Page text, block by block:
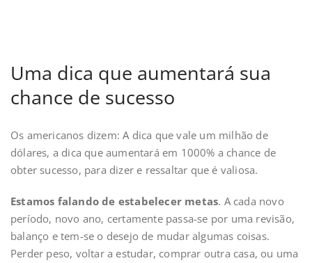
Uma dica que aumentará sua
chance de sucesso
Os americanos dizem: A dica que vale um milhão de
dólares, a dica que aumentará em 1000% a chance de
obter sucesso, para dizer e ressaltar que é valiosa.
Estamos falando de estabelecer metas. A cada novo
período, novo ano, certamente passa-se por uma revisão,
balanço e tem-se o desejo de mudar algumas coisas.
Perder peso, voltar a estudar, comprar outra casa, ou uma